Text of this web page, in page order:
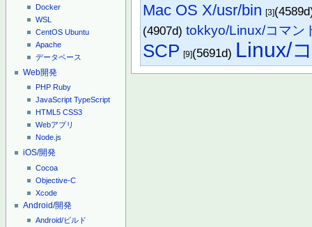
Docker
WSL
CentOS Ubuntu
Apache
データベース
Web開発
PHP Ruby
JavaScript TypeScript
HTML5 CSS3
Webアプリ
Node.js
iOS/開発
Cocoa
Objective-C
Xcode
Android/開発
Android/ビルド
Mac OS X/usr/bin [3]
(4907d)tokkyo/Linux/コマン
SCP [9](5691d) Linux/